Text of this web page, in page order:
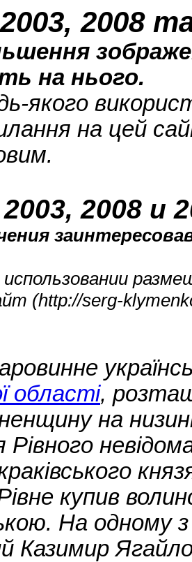
2008
на нього.
якого
на цей
2008 и
(http://serg-
області,
на
Рівного
купив
На одному з
Казимир